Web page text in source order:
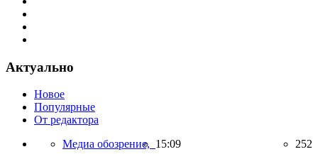
Актуально
Новое
Популярные
От редактора
Медиа обозрение, 15:09 252